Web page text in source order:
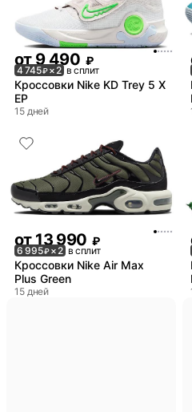
от 9 490 ₽
4 745₽× 2 в сплит
Кроссовки Nike KD Trey 5 X
EP
15 дней
от13 990 ₽
6 995₽× 2 в сплит
Кроссовки Nike Air Max
Plus Green
15 дней